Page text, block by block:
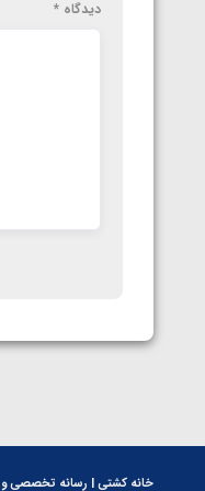
دیدگاه *
خانه کشتی | رسانه تخصصی